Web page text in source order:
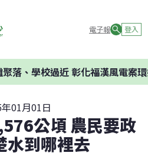
電子報 登入
學校過近 彰化福漢風電案環委建
01月01日
公頃 農民要政
水到哪裡去